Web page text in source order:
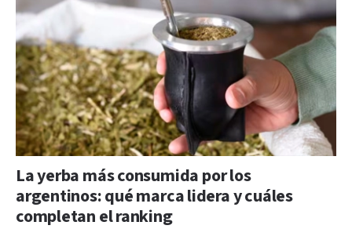
La yerba más consumida por los
argentinos: qué marca lidera y cuáles
completan el ranking